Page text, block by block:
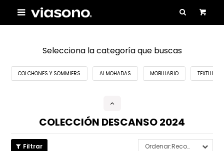

Selecciona la categoría que buscas
COLCHONES Y SOMMIERS ALMOHADAS MOBILIARIO TEXTILES
COLECCIÓN DESCANSO 2024
Recomendados